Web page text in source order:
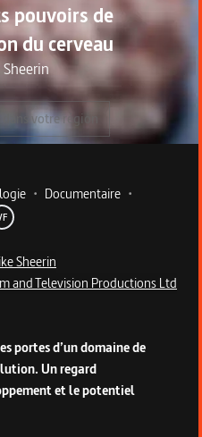
pouvoirs de
du cerveau
Sheerin
votre région
• Documentaire •
Sheerin
and Television Productions Ltd
portes d’un domaine de
Un regard
et le potentiel